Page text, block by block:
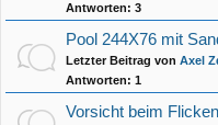
Antworten: 3
Pool 244X76 mit
Letzter Beitrag von Axel
Antworten: 1
Vorsicht beim